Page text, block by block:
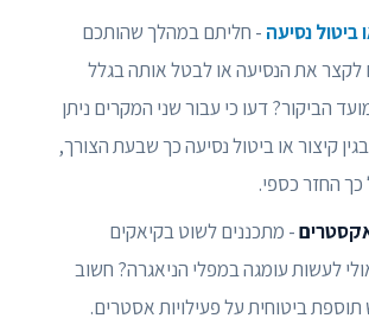
ביטול נסיעה - חליתם במהלך שהותכם
לקצר את הנסיעה או לבטל אותה בגלל
הביקור? דעו כי עבור שני המקרים ניתן
קיצור או ביטול נסיעה כך שבעת הצורך,
כך החזר כספי.
- מתכננים לשוט בקיאקים
לעשות עומגה במפלי הניאגרה? חשוב
ביטוחית על פעילויות אסטרים.